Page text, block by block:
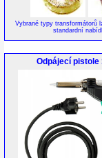
Vybrané typy transformátorů
standardní
Odpájecí pistole